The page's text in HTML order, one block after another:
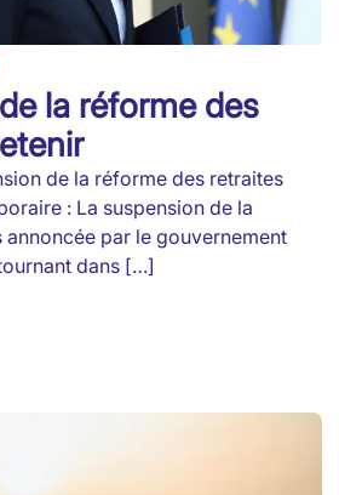
la réforme des
de la réforme des retraites
: La suspension de la
par le gouvernement
dans […]